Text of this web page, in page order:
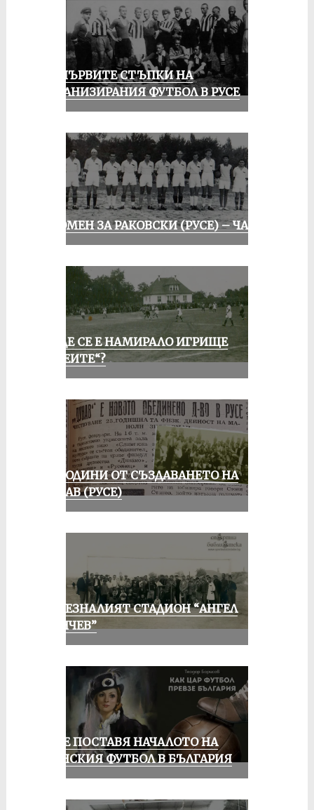
ЗА ПЪРВИТЕ СТЪПКИ НА
ОРГАНИЗИРАНИЯ ФУТБОЛ В РУСЕ
СПОМЕН ЗА РАКОВСКИ (РУСЕ) – ЧАСТ I
КЪДЕ СЕ Е НАМИРАЛО ИГРИЩЕ
„АЛЕИТЕ“?
70 ГОДИНИ ОТ СЪЗДАВАНЕТО НА
ДУНАВ (РУСЕ)
ИЗЧЕЗНАЛИЯТ СТАДИОН “АНГЕЛ
КЪНЧЕВ”
РУСЕ ПОСТАВЯ НАЧАЛОТО НА
ЖЕНСКИЯ ФУТБОЛ В БЪЛГАРИЯ